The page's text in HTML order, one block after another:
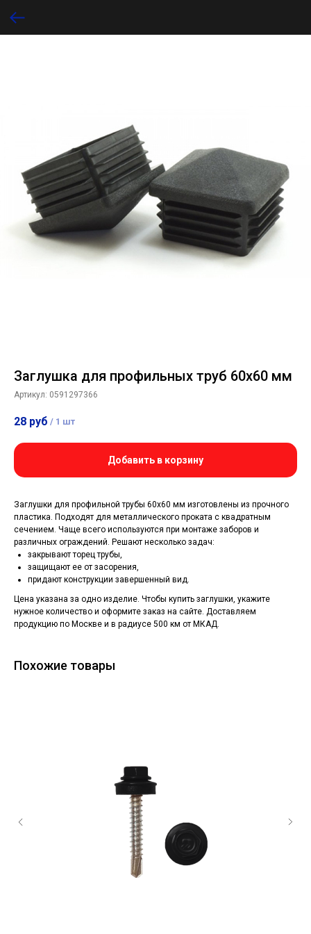
Заглушка для профильных труб 60х60 мм
Артикул: 0591297366
28 руб / 1 шт
Добавить в корзину
Заглушки для профильной трубы 60х60 мм изготовлены из прочного
пластика. Подходят для металлического проката с квадратным
сечением. Чаще всего используются при монтаже заборов и
различных ограждений. Решают несколько задач:
закрывают торец трубы,
защищают ее от засорения,
придают конструкции завершенный вид.
Цена указана за одно изделие. Чтобы купить заглушки, укажите
нужное количество и оформите заказ на сайте. Доставляем
продукцию по Москве и в радиусе 500 км от МКАД.
Похожие товары